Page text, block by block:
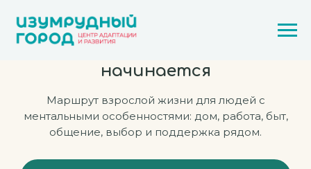
После 18 жизнь не
заканчивается —
начинается
Маршрут взрослой жизни для людей с
ментальными особенностями: дом, работа, быт,
общение, выбор и поддержка рядом.